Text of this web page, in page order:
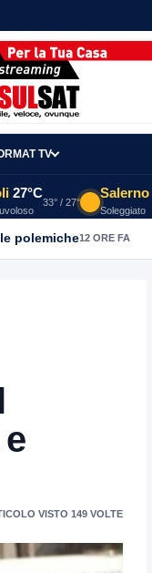
TV
27°C
33° / 27°
Salerno
Soleggiato
polemiche12 ORE FA
VISTO 149 VOLTE